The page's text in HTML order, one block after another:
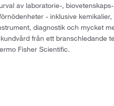
av laboratorie-,
- inklusive
diagnostik och mycket
från ett branschledande
Fisher Scientific.